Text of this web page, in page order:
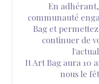
En
communauté
Bag et
continuer de
It Art Bag aura 10
nous le